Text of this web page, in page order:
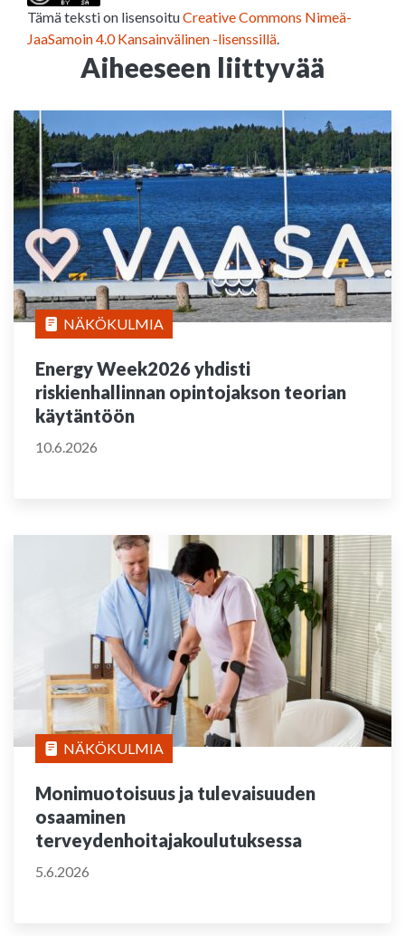
Tämä teksti on lisensoituCreative Commons Nimeä-
JaaSamoin 4.0 Kansainvälinen -lisenssillä
Aiheeseen liittyvää
NÄKÖKULMIA
Energy Week2026 yhdisti
riskienhallinnan opintojakson teorian
käytäntöön
10.6.2026
NÄKÖKULMIA
Monimuotoisuus ja tulevaisuuden
osaaminen
terveydenhoitajakoulutuksessa
5.6.2026